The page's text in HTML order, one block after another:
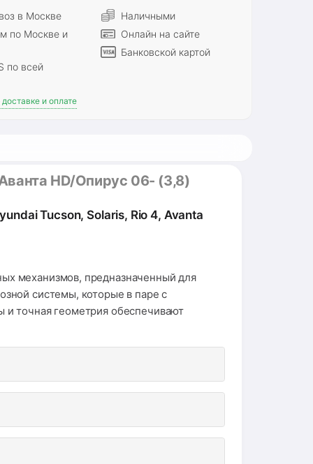
в Москве
по Москве и
по всей
Наличными
Онлайн на сайте
Банковской картой
и оплате
HD/Опирус 06- (3,8)
Tucson, Solaris, Rio 4, Avanta
механизмов, предназначенный для
системы, которые в паре с
точная геометрия обеспечивают